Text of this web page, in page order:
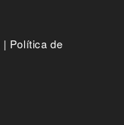
| Política de